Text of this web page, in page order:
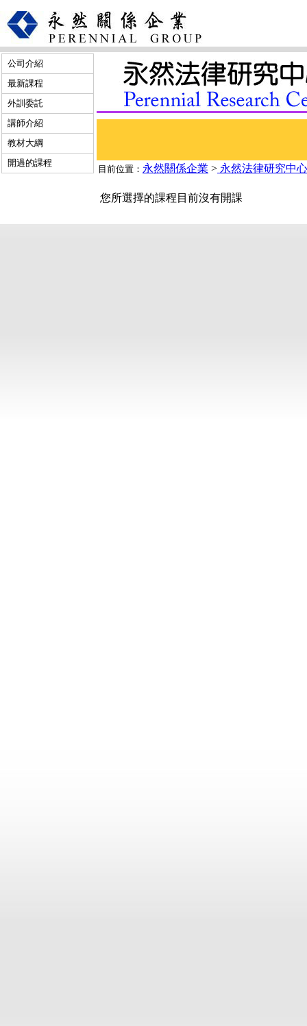
公司介紹
最新課程
外訓委託
講師介紹
教材大綱
開過的課程
目前位置： 永然關係企業 > 永然法律研究中心
您所選擇的課程目前沒有開課